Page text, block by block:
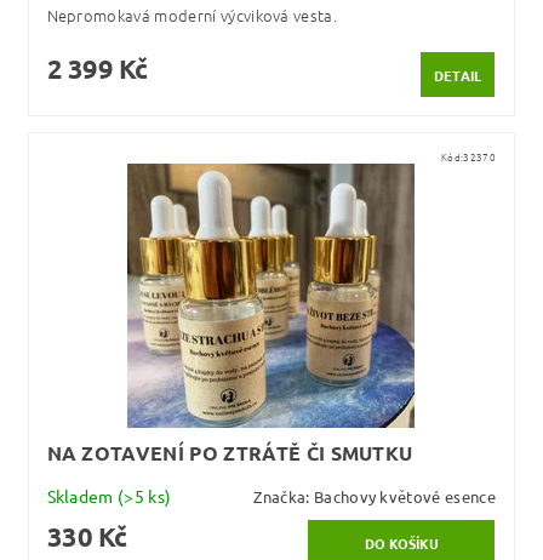
Nepromokavá moderní výcviková vesta.
2 399 Kč DETAIL
Kód:32370
NA ZOTAVENÍ PO ZTRÁTĚ ČI SMUTKU
Skladem (>5 ks) Značka: Bachovy květové esence
330 Kč